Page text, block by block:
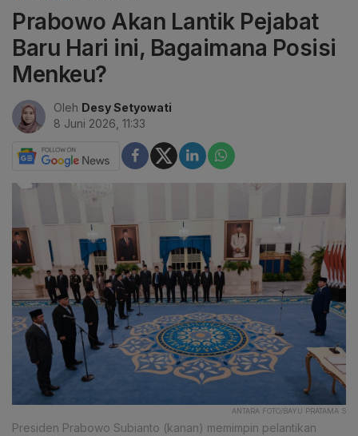
Prabowo Akan Lantik Pejabat
Baru Hari ini, Bagaimana Posisi
Menkeu?
Oleh Desy Setyowati
8 Juni 2026, 11:33
ANTARA FOTO/BAYU PRATAMA S
Presiden Prabowo Subianto (kanan) memimpin pelantikan